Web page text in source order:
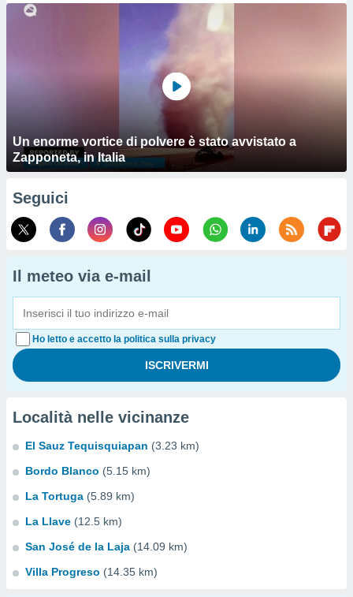
Un enorme vortice di polvere è stato avvistato a
Zapponeta, in Italia
Seguici
Il meteo via e-mail
Ho letto e accetto la politica sulla privacy
Località nelle vicinanze
El Sauz Tequisquiapan (3.23 km)
Bordo Blanco (5.15 km)
La Tortuga (5.89 km)
La Llave (12.5 km)
San José de la Laja (14.09 km)
Villa Progreso (14.35 km)